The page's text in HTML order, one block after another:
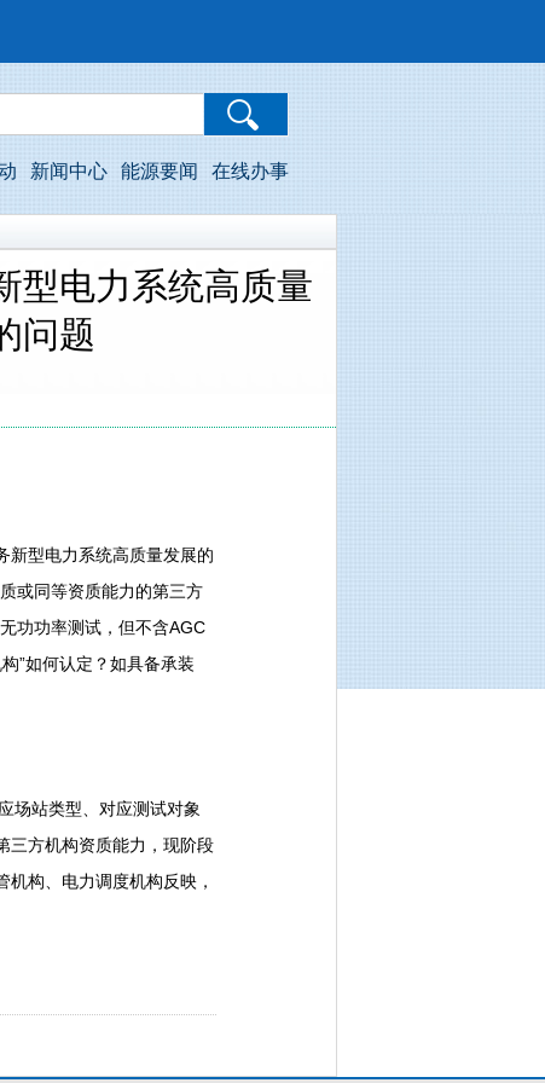
新闻中心 能源要闻 在线办事
型电力系统高质量
问题
新型电力系统高质量发展的
或同等资质能力的第三方
功功率测试，但不含AGC
”如何认定？如具备承装
场站类型、对应测试对象
三方机构资质能力，现阶段
构、电力调度机构反映，